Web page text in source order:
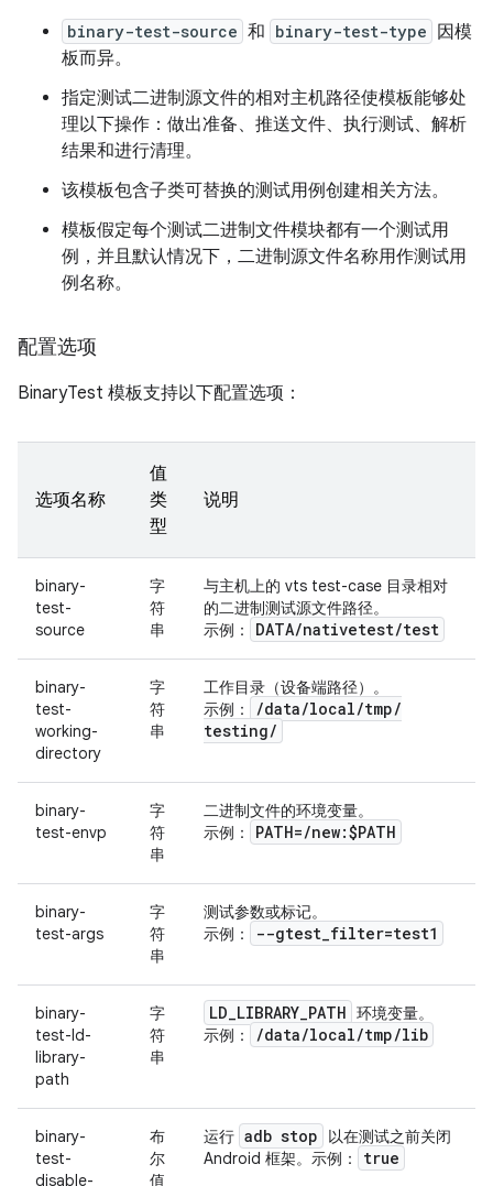
binary-test-source 和 binary-test-type
因模
板而异。
指定测试二进制源文件的相对主机路径使模板能够处
理以下操作：做出准备、推送文件、执行测试、解析
结果和进行清理。
该模板包含子类可替换的测试用例创建相关方法。
模板假定每个测试二进制文件模块都有一个测试用
例，并且默认情况下，二进制源文件名称用作测试用
例名称。
配置选项
BinaryTest 模板支持以下配置选项：
选项名称
值
类
型
说明
binary-
test-
source
字
符
串
与主机上的 vts test-case 目录相对
的二进制测试源文件路径。
示例：
DATA/nativetest/test
binary-
test-
working-
directory
字
符
串
工作目录（设备端路径）。
示例：
/data/local/tmp/
testing/
binary-
test-envp
字
符
串
二进制文件的环境变量。
示例：
PATH=/new:$PATH
binary-
test-args
字
符
串
测试参数或标记。
示例：
--gtest_filter=test1
binary-
test-ld-
library-
path
字
符
串
LD_LIBRARY_PATH 环境变量。
示例：
/data/local/tmp/lib
binary-
test-
disable-
布
尔
值
运行 adb stop
以在测试之前关闭
Android 框架。示例：
true